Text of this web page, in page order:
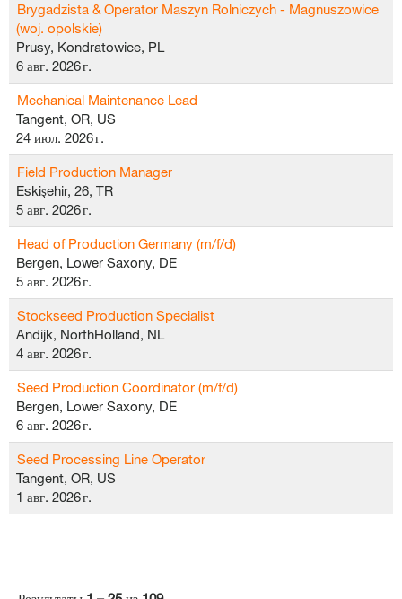
Brygadzista & Operator Maszyn Rolniczych - Magnuszowice
(woj. opolskie)
Prusy, Kondratowice, PL
6 авг. 2026 г.
Mechanical Maintenance Lead
Tangent, OR, US
24 июл. 2026 г.
Field Production Manager
Eskişehir, 26, TR
5 авг. 2026 г.
Head of Production Germany (m/f/d)
Bergen, Lower Saxony, DE
5 авг. 2026 г.
Stockseed Production Specialist
Andijk, NorthHolland, NL
4 авг. 2026 г.
Seed Production Coordinator (m/f/d)
Bergen, Lower Saxony, DE
6 авг. 2026 г.
Seed Processing Line Operator
Tangent, OR, US
1 авг. 2026 г.